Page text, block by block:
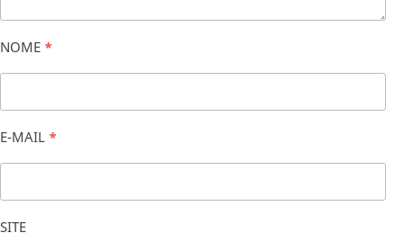
NOME *
E-MAIL *
SITE